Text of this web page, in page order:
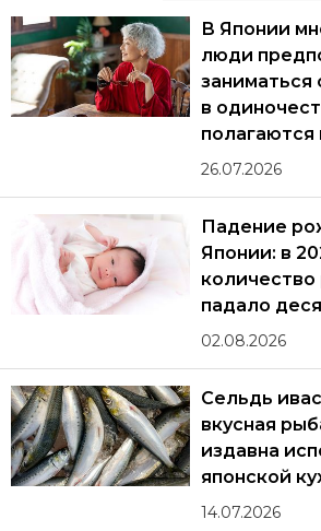
В Японии
люди
в
полагаются
26.07.2026
Падение
Японии: в
падало
02.08.2026
Сельдь
вкусная
издавна
японской
14.07.2026